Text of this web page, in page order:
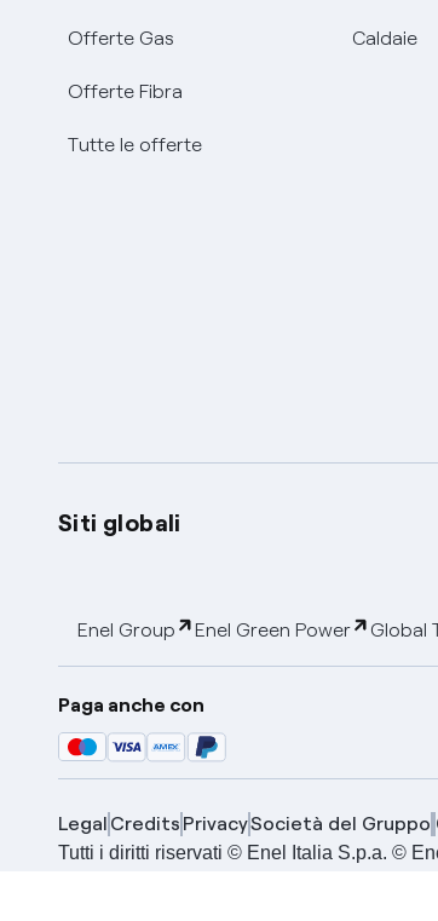
Offerte Gas
Offerte Fibra
Tutte le offerte
Caldaie
Siti globali
Enel Group Enel Green Power Global
Paga anche con
Legal Credits PrivacySocietà del Gruppo
Tutti i diritti riservati © Enel Italia S.p.a. ©